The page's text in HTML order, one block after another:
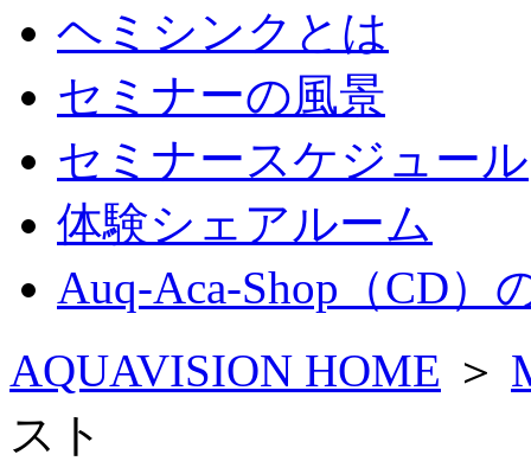
ヘミシンクとは
セミナーの風景
セミナースケジュール
体験シェアルーム
Auq-Aca-Shop（CD）
AQUAVISION HOME ＞
スト